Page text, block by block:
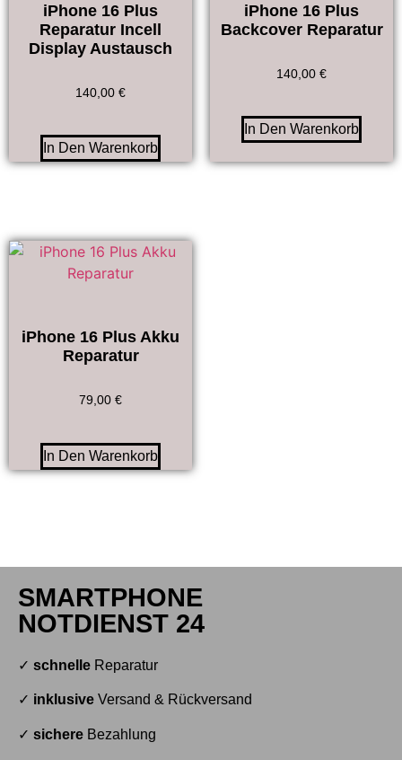
iPhone 16 Plus
Reparatur Incell
Display Austausch
140,00 €
In Den Warenkorb
iPhone 16 Plus
Backcover Reparatur
140,00 €
In Den Warenkorb
iPhone 16 Plus Akku
Reparatur
79,00 €
In Den Warenkorb
SMARTPHONE
NOTDIENST 24
✓ schnelle Reparatur
✓ inklusive Versand & Rückversand
✓ sichere Bezahlung